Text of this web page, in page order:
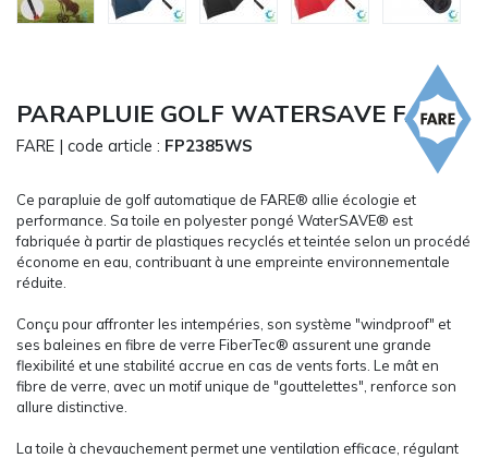
FOIRES ET ÉVÉNEMENTS NETWORKING
TECHNIQUES MARQUAGE
PARAPLUIE GOLF WATERSAVE FARE
FARE | code article : FP2385WS
Ce parapluie de golf automatique de FARE® allie écologie et
performance. Sa toile en polyester pongé WaterSAVE® est
fabriquée à partir de plastiques recyclés et teintée selon un procédé
économe en eau, contribuant à une empreinte environnementale
réduite.
Conçu pour affronter les intempéries, son système "windproof" et
ses baleines en fibre de verre FiberTec® assurent une grande
flexibilité et une stabilité accrue en cas de vents forts. Le mât en
fibre de verre, avec un motif unique de "gouttelettes", renforce son
allure distinctive.
La toile à chevauchement permet une ventilation efficace, régulant